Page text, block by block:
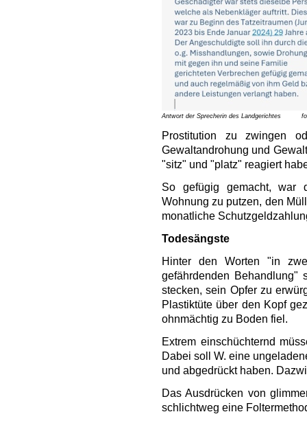
Antwort der Sprecherin des Landgerichtes
Prostitution zu zwingen
Gewaltandrohung und
"sitz" und "platz" reagiert
So gefügig gemacht, war
Wohnung zu putzen, den
monatliche
Todesängste
Hinter den Worten "in
gefährdenden Behandlung"
stecken, sein Opfer zu
Plastiktüte über den Kopf
ohnmächtig zu Boden fiel.
Extrem einschüchternd
Dabei soll W. eine
und abgedrückt haben.
Das Ausdrücken von
schlichtweg eine